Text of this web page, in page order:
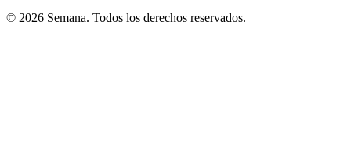
© 2026 Semana. Todos los derechos reservados.